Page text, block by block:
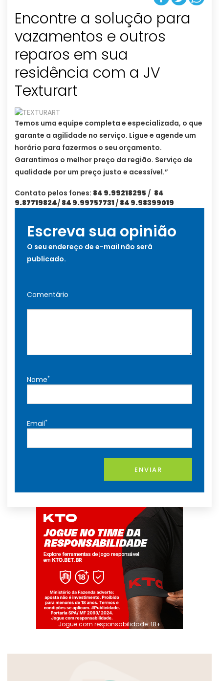
Encontre a solução para
vazamentos e outros
reparos em sua
residência com a JV
Texturart
Temos uma equipe completa e especializada, o que
garante a agilidade no serviço. Ligue e agende um
horário para fazermos o seu orçamento.
Garantimos o melhor preço da região. Serviço de
qualidade por um preço justo e acessível.”
Contato pelos fones: 84 9.99218295 / 84
9.87719824/ 84 9.99757731/ 84 9.98399019
Escreva sua opinião
O seu endereço de e-mail não será
publicado.
Comentário
Nome*
Email*
ENVIAR
Jogue com responsabilidade. 18+